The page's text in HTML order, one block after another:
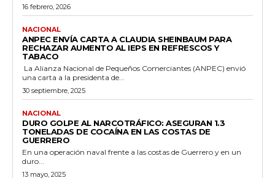
16 febrero, 2026
NACIONAL
ANPEC ENVÍA CARTA A CLAUDIA SHEINBAUM PARA
RECHAZAR AUMENTO AL IEPS EN REFRESCOS Y
TABACO
La Alianza Nacional de Pequeños Comerciantes (ANPEC) envió
una carta a la presidenta de...
30 septiembre, 2025
NACIONAL
DURO GOLPE AL NARCOTRÁFICO: ASEGURAN 1.3
TONELADAS DE COCAÍNA EN LAS COSTAS DE
GUERRERO
En una operación naval frente a las costas de Guerrero y en un
duro...
13 mayo, 2025